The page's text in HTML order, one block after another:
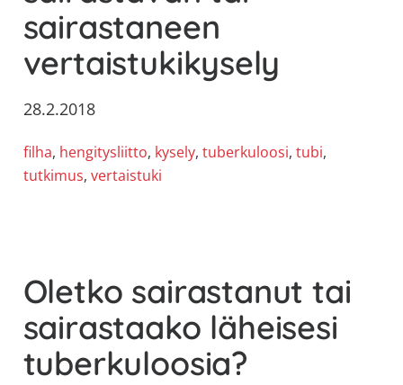
ry
sinua
astma,
muut
keuhkosairaudet,
huono
H
Hengitys
ry
sairastaneen
vertaistukikysely
28.2.2018
filha, hengitysliitto, kysely, tuberkuloosi, tubi
tutkimus, vertaistuki
Oletko sairastanut tai
sairastaako läheisesi
tuberkuloosia?